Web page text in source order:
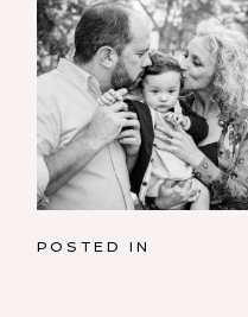
POSTED IN